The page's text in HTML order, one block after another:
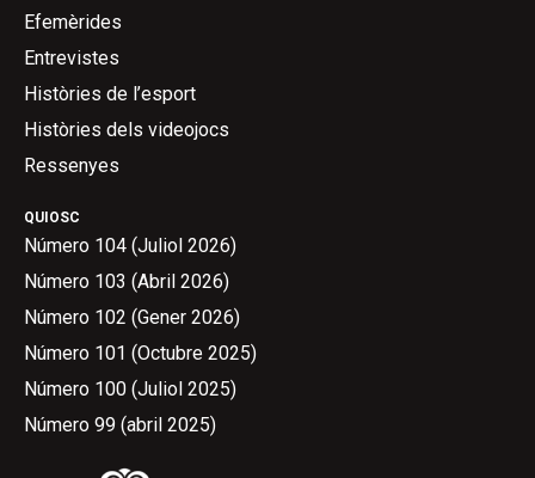
QUIOSC
Número 104 (Juliol 2026)
Número 103 (Abril 2026)
Número 102 (Gener 2026)
Número 101 (Octubre 2025)
Número 100 (Juliol 2025)
Número 99 (abril 2025)
Efemèrides
Entrevistes
Històries de l’esport
Històries dels videojocs
Ressenyes